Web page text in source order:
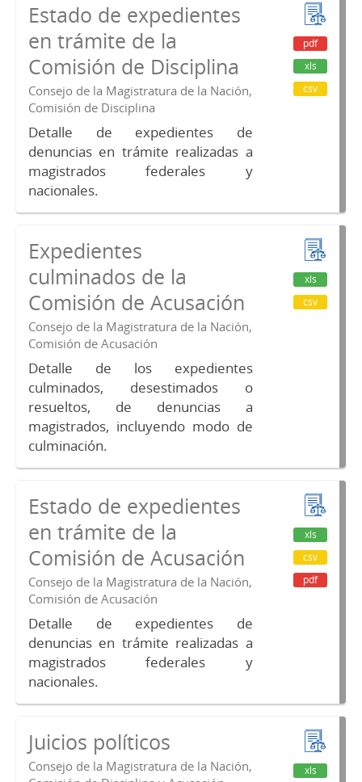
Estado de expedientes
en trámite de la
Comisión de Disciplina
Consejo de la Magistratura de la Nación,
Comisión de Disciplina
Detalle de expedientes de
denuncias en trámite realizadas a
magistrados federales y
nacionales.
pdf
xls
csv
Expedientes
culminados de la
Comisión de Acusación
Consejo de la Magistratura de la Nación,
Comisión de Acusación
Detalle de los expedientes
culminados, desestimados o
resueltos, de denuncias a
magistrados, incluyendo modo de
culminación.
xls
csv
Estado de expedientes
en trámite de la
Comisión de Acusación
Consejo de la Magistratura de la Nación,
Comisión de Acusación
Detalle de expedientes de
denuncias en trámite realizadas a
magistrados federales y
nacionales.
xls
csv
pdf
Juicios políticos
Consejo de la Magistratura de la Nación,
xls